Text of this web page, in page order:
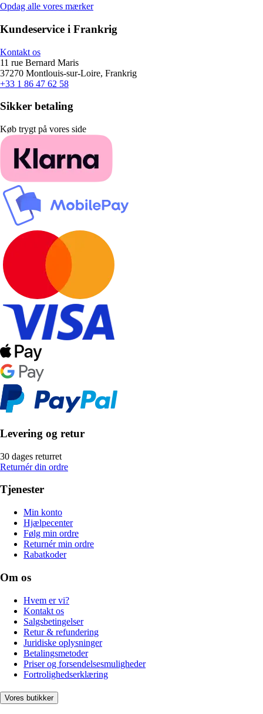
Opdag alle vores mærker
Kundeservice i Frankrig
Kontakt os
11 rue Bernard Maris
37270 Montlouis-sur-Loire, Frankrig
+33 1 86 47 62 58
Sikker betaling
Køb trygt på vores side
Levering og retur
30 dages returret
Returnér din ordre
Tjenester
Min konto
Hjælpecenter
Følg min ordre
Returnér min ordre
Rabatkoder
Om os
Hvem er vi?
Kontakt os
Salgsbetingelser
Retur & refundering
Juridiske oplysninger
Betalingsmetoder
Priser og forsendelsesmuligheder
Fortrolighedserklæring
Vores butikker